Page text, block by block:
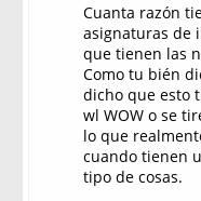
Cuanta razón
asignaturas de
que tienen las
Como tu bién
dicho que esto
wl WOW o se
lo que
cuando tienen
tipo de cosas.